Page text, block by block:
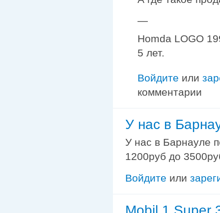
—
Homda LOGO
5 лет.
Войдите или
комментарии
У нас в
У нас в Барнауле
1200руб до
Войдите или